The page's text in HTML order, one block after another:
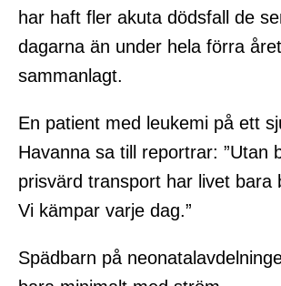
har haft fler akuta dödsfall de
dagarna än under hela förra året
sammanlagt.
En patient med leukemi på ett
Havanna sa till reportrar: ”Utan
prisvärd transport har livet bara
Vi kämpar varje dag.”
Spädbarn på